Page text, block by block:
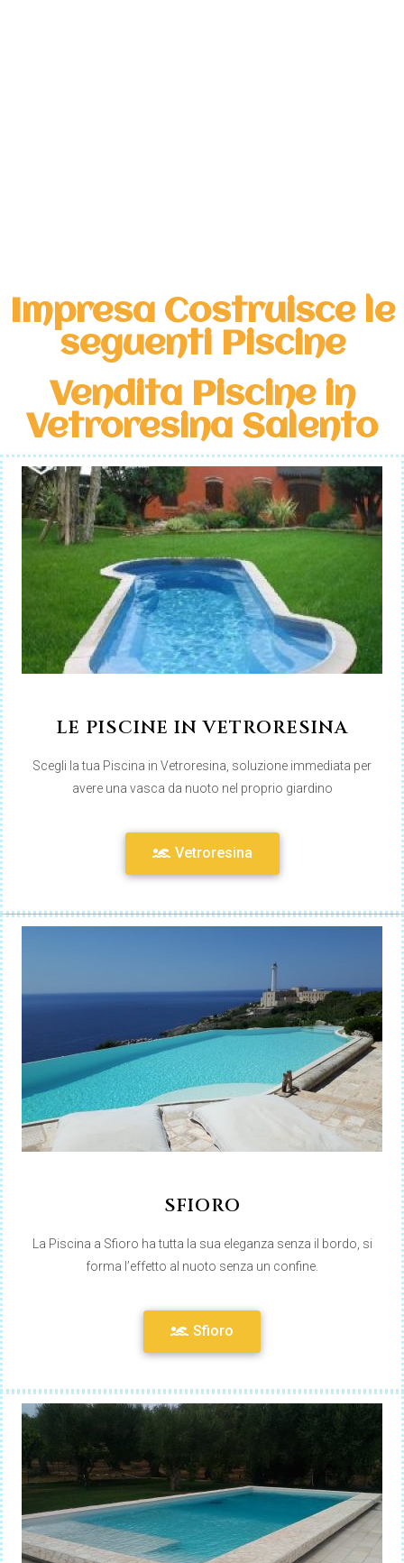
Impresa Costruisce le
seguenti Piscine
Vendita Piscine in
Vetroresina Salento
LE PISCINE IN VETRORESINA
Scegli la tua Piscina in Vetroresina, soluzione immediata per
avere una vasca da nuoto nel proprio giardino
Vetroresina
SFIORO
La Piscina a Sfioro ha tutta la sua eleganza senza il bordo, si
forma l’effetto al nuoto senza un confine.
Sfioro